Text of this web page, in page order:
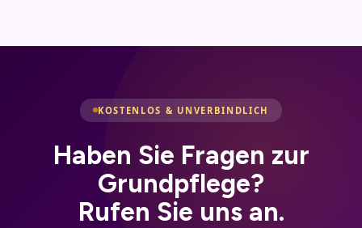
nachvollziehbare Kostenübersicht.
KOSTENLOS & UNVERBINDLICH
Haben Sie Fragen zur
Grundpflege?
Rufen Sie uns an.